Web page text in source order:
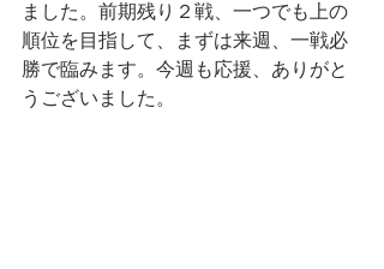
ました。前期残り２戦、一つでも上の
順位を目指して、まずは来週、一戦必
勝で臨みます。今週も応援、ありがと
うございました。